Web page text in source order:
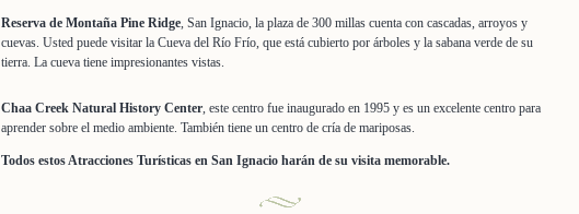
Reserva de Montaña Pine Ridge, San Ignacio, la plaza de 300 millas cuenta con cascadas, arroyos y
cuevas. Usted puede visitar la Cueva del Río Frío, que está cubierto por árboles y la sabana verde de su
tierra. La cueva tiene impresionantes vistas.
Chaa Creek Natural History Center, este centro fue inaugurado en 1995 y es un excelente centro para
aprender sobre el medio ambiente. También tiene un centro de cría de mariposas.
Todos estos Atracciones Turísticas en San Ignacio harán de su visita memorable.